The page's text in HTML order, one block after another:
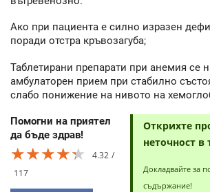
Ако при пациента е силно изразен
поради отстра кръвозагуба;
Таблетирани препарати при анемия се
амбулаторен прием при стабилно
слабо понижение на нивото на
Помогни на приятел
да бъде здрав!
★★★★★
★★★★★
★★★★★
4.32
117
Открихте
неточност в
Докладвайте за
съдържание!